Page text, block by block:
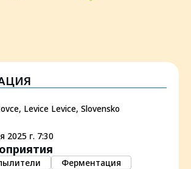
Levice Levice, Slovensko
2025 г. 7:30
Ферментация